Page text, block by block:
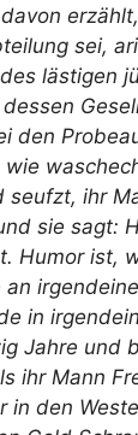
sei,
lästigen
den
wie
seufzt, ihr
sie sagt:
Humor ist,
in
Jahre und
ihr Mann
in den